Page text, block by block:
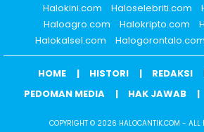
Halokini.com
Haloselebriti.com
Haloagro.com
Halokripto.com
Halokalsel.com
Halogorontalo.com
HOME HISTORI REDAKSI
PEDOMAN MEDIA
HAK JAWAB
COPYRIGHT © 2026 HALOCANTIK.COM - ALL